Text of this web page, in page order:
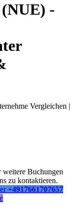
-
Vergleichen |
weitere Buchungen
zu kontaktieren.
+4917661707657